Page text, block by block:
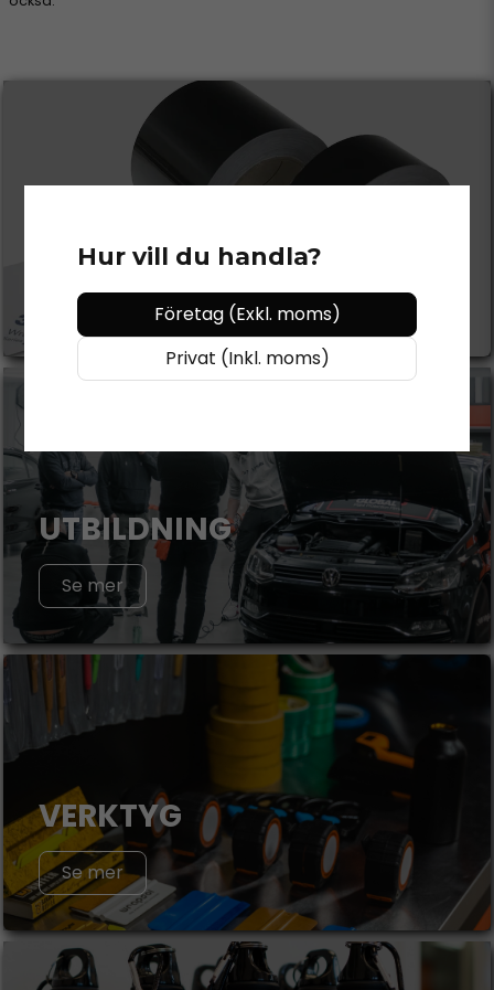
CHROME DELETE
Se mer
UTBILDNING
Se mer
VERKTYG
Se mer
Hur vill du handla?
Företag (Exkl. moms)
Privat (Inkl. moms)